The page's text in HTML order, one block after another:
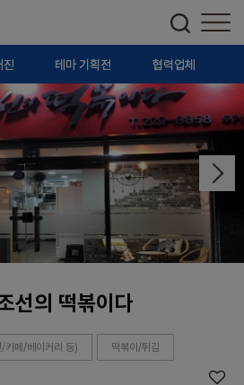
진 테마 기획전 협력업체
선의 떡볶이다
카페/베이커리 등) 떡볶이/튀김